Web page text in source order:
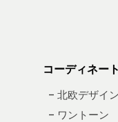
コーディネート
– 北欧デザイン
– ワントーン